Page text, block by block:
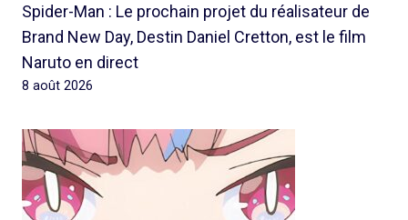
Spider-Man : Le prochain projet du réalisateur de
Brand New Day, Destin Daniel Cretton, est le film
Naruto en direct
8 août 2026